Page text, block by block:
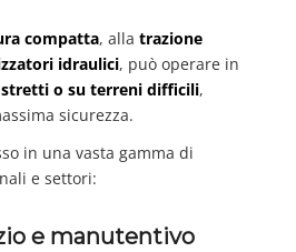
compatta, alla trazione
idraulici, può operare in
o su terreni difficili,
sicurezza.
in una vasta gamma di
e settori:
e manutentivo